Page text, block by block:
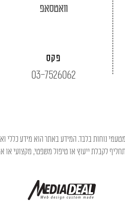
וואטסאפ
פקס
03-7526062
נוחות בלבד. המידע באתר הוא מידע כללי
לקבלת ייעוץ או טיפול משפטי, מקצועי